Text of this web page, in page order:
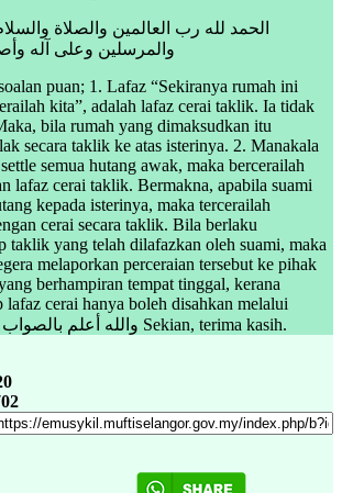
الحمد لله رب العالمين والصلاة
والمرسلين وعلى آله
puan; 1. Lafaz “Sekiranya rumah ini
kita”, adalah lafaz cerai taklik. Ia tidak
bila rumah yang dimaksudkan itu
secara taklik ke atas isterinya. 2. Manakala
semua hutang awak, maka bercerailah
lafaz cerai taklik. Bermakna, apabila suami
kepada isterinya, maka tercerailah
cerai secara taklik. Bila berlaku
taklik yang telah dilafazkan oleh suami, maka
melaporkan perceraian tersebut ke pihak
berhampiran tempat tinggal, kerana
lafaz cerai hanya boleh disahkan melalui
Mahkamah Syariah. والله أعلم بالصواب Sekian, terima kasih.